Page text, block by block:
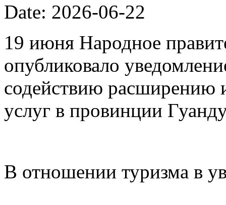
Date: 2026-06-22
19 июня Народное
опубликовало
содействию расширению
услуг в провинции
В отношении туризма в